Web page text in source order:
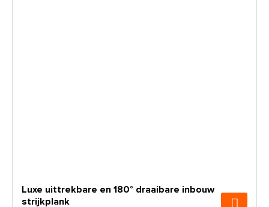
Luxe uittrekbare en 180° draaibare inbouw
strijkplank